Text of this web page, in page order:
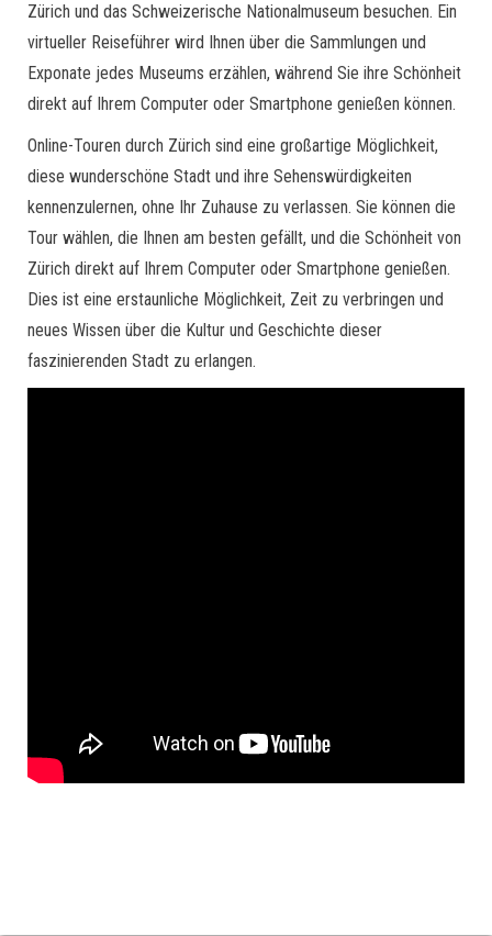
Zürich und das Schweizerische Nationalmuseum besuchen. Ein
virtueller Reiseführer wird Ihnen über die Sammlungen und
Exponate jedes Museums erzählen, während Sie ihre Schönheit
direkt auf Ihrem Computer oder Smartphone genießen können.
Online-Touren durch Zürich sind eine großartige Möglichkeit,
diese wunderschöne Stadt und ihre Sehenswürdigkeiten
kennenzulernen, ohne Ihr Zuhause zu verlassen. Sie können die
Tour wählen, die Ihnen am besten gefällt, und die Schönheit von
Zürich direkt auf Ihrem Computer oder Smartphone genießen.
Dies ist eine erstaunliche Möglichkeit, Zeit zu verbringen und
neues Wissen über die Kultur und Geschichte dieser
faszinierenden Stadt zu erlangen.